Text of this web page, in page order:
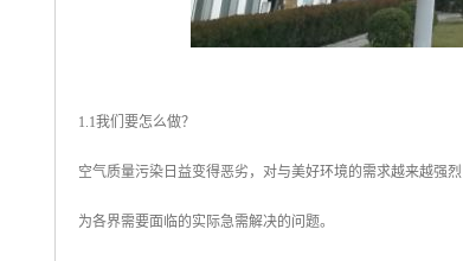
1.1我们要怎么做？
空气质量污染日益变得恶劣，对与美好环境的需求越来越强
为各界需要面临的实际急需解决的问题。